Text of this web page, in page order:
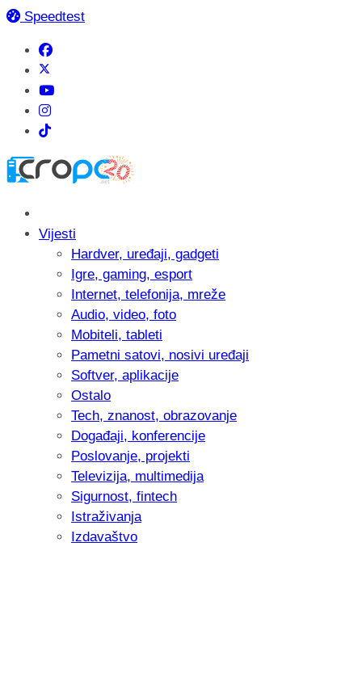
Speedtest
Vijesti
Hardver, uređaji, gadgeti
Igre, gaming, esport
Internet, telefonija, mreže
Audio, video, foto
Mobiteli, tableti
Pametni satovi, nosivi uređaji
Softver, aplikacije
Ostalo
Tech, znanost, obrazovanje
Događaji, konferencije
Poslovanje, projekti
Televizija, multimedija
Sigurnost, fintech
Istraživanja
Izdavaštvo